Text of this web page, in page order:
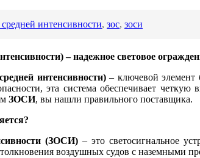
интенсивности, зос, зоси
– надежное световое
интенсивности)– ключевой элемент
эта система обеспечивает
ЗОСИ, вы нашли правильного поставщика.
(ЗОСИ)– это светосигнальное
воздушных судов с наземными